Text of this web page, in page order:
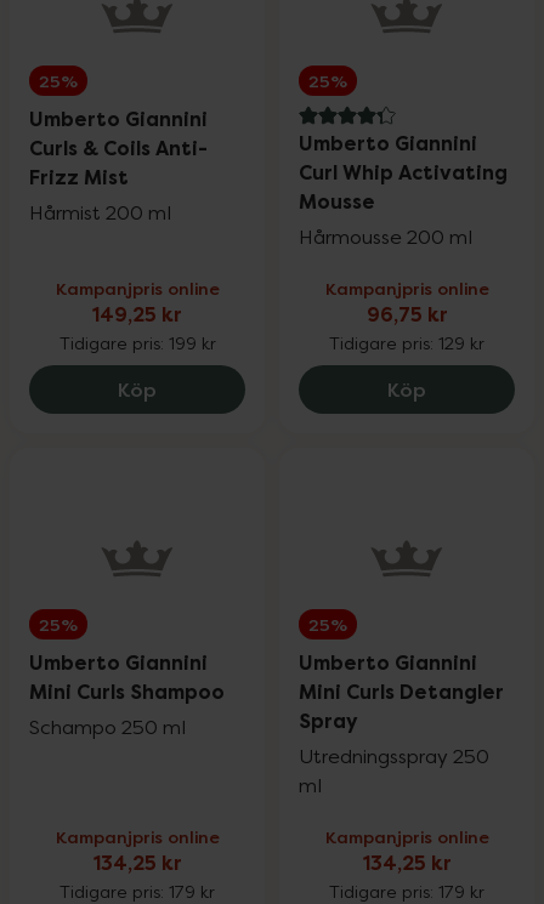
25%
Umberto Giannini
Curls & Coils Anti-
Frizz Mist
Hårmist 200 ml
Kampanjpris online
149,25 kr
Tidigare pris: 199 kr
Köp Umberto Giannini Curls & Coils Anti-
25%
4.3 av 5 i omdöme
Umberto Giannini
Curl Whip Activating
Mousse
Hårmousse 200 ml
Kampanjpris online
96,75 kr
Tidigare pris: 129 kr
Köp Umberto
25%
Umberto Giannini
Mini Curls Shampoo
Schampo 250 ml
Kampanjpris online
134,25 kr
Tidigare pris: 179 kr
25%
Umberto Giannini
Mini Curls Detangler
Spray
Utredningsspray 250
ml
Kampanjpris online
134,25 kr
Tidigare pris: 179 kr